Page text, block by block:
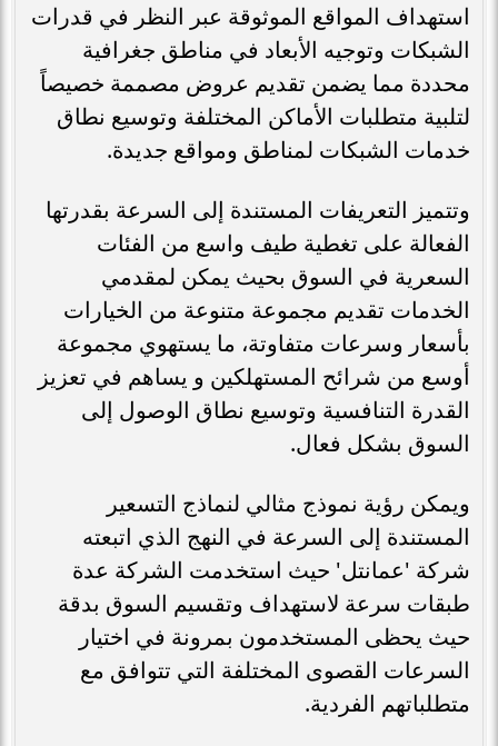
استهداف المواقع الموثوقة عبر النظر في قدرات
الشبكات وتوجيه الأبعاد في مناطق جغرافية
محددة مما يضمن تقديم عروض مصممة خصيصاً
لتلبية متطلبات الأماكن المختلفة وتوسيع نطاق
خدمات الشبكات لمناطق ومواقع جديدة.
وتتميز التعريفات المستندة إلى السرعة بقدرتها
الفعالة على تغطية طيف واسع من الفئات
السعرية في السوق بحيث يمكن لمقدمي
الخدمات تقديم مجموعة متنوعة من الخيارات
بأسعار وسرعات متفاوتة، ما يستهوي مجموعة
أوسع من شرائح المستهلكين و يساهم في تعزيز
القدرة التنافسية وتوسيع نطاق الوصول إلى
السوق بشكل فعال.
ويمكن رؤية نموذج مثالي لنماذج التسعير
المستندة إلى السرعة في النهج الذي اتبعته
شركة 'عمانتل' حيث استخدمت الشركة عدة
طبقات سرعة لاستهداف وتقسيم السوق بدقة
حيث يحظى المستخدمون بمرونة في اختيار
السرعات القصوى المختلفة التي تتوافق مع
متطلباتهم الفردية.